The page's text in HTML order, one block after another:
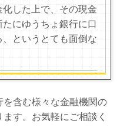
した上で、その現金
にゆうちょ銀行に口
というとても面倒な
含む様々な金融機関の
す。お気軽にご相談く